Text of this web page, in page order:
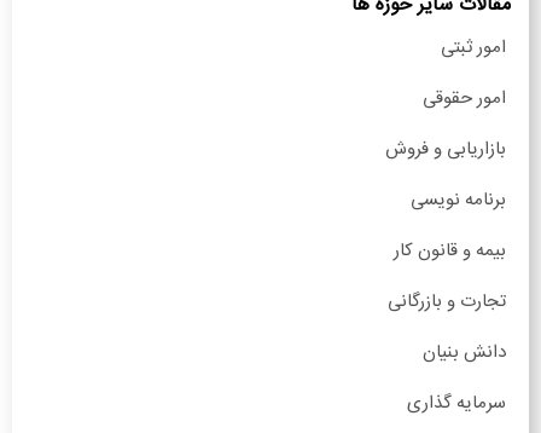
امور ثبتی
امور حقوقی
بازاریابی و فروش
برنامه نویسی
بیمه و قانون کار
تجارت و بازرگانی
دانش بنیان
سرمایه گذاری